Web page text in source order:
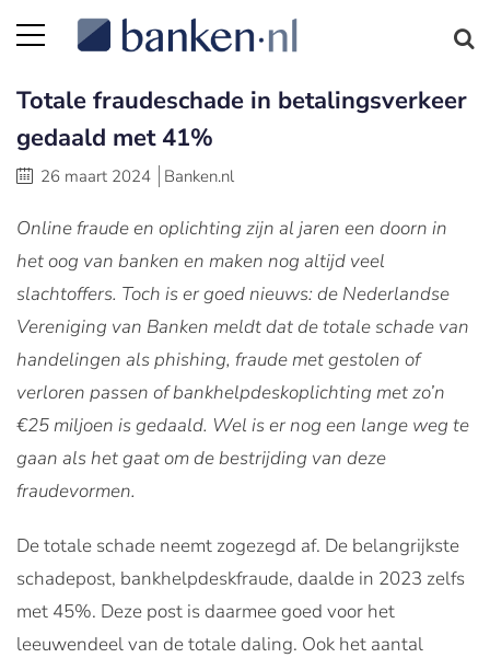
Totale fraudeschade in betalingsverkeer
gedaald met 41%
26 maart 2024 Banken.nl
Online fraude en oplichting zijn al jaren een doorn in
het oog van banken en maken nog altijd veel
slachtoffers. Toch is er goed nieuws: de Nederlandse
Vereniging van Banken meldt dat de totale schade van
handelingen als phishing, fraude met gestolen of
verloren passen of bankhelpdeskoplichting met zo’n
€25 miljoen is gedaald. Wel is er nog een lange weg te
gaan als het gaat om de bestrijding van deze
fraudevormen.
De totale schade neemt zogezegd af. De belangrijkste
schadepost, bankhelpdeskfraude, daalde in 2023 zelfs
met 45%. Deze post is daarmee goed voor het
leeuwendeel van de totale daling. Ook het aantal